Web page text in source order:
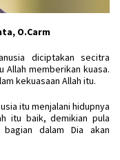
O.Carm
diciptakan secitra
Allah memberikan kuasa.
kekuasaan Allah itu.
itu menjalani hidupnya
itu baik, demikian pula
bagian dalam Dia akan